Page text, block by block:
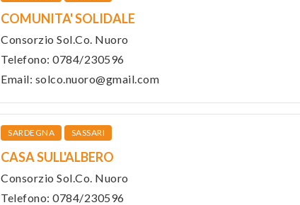
COMUNITA' SOLIDALE
Consorzio Sol.Co. Nuoro
Telefono: 0784/230596
Email: solco.nuoro@gmail.com
SARDEGNA SASSARI
CASA SULL'ALBERO
Consorzio Sol.Co. Nuoro
Telefono: 0784/230596